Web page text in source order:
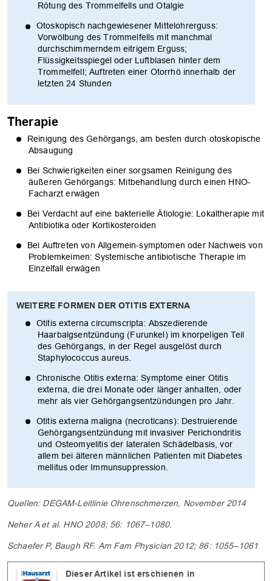
Rötung des Trommelfells und Otalgie
Otoskopisch nachgewiesener Mittelohrerguss:
Vorwölbung des Trommelfells mit manchmal
durchschimmerndem eitrigem Erguss;
Flüssigkeitsspiegel oder Luftblasen hinter dem
Trommelfell; Auftreten einer Otorrhö innerhalb der
letzten 24 Stunden
Therapie
Reinigung des Gehörgangs, am besten durch otoskopische
Absaugung
Bei Schwierigkeiten einer sorgsamen Reinigung des
äußeren Gehörgangs: Mitbehandlung durch einen HNO-
Facharzt erwägen
Bei Verdacht auf eine bakterielle Ätiologie: Lokaltherapie mit
Antibiotika oder Kortikosteroiden
Bei Auftreten von Allgemein-symptomen oder Nachweis von
Problemkeimen: Systemische antibiotische Therapie im
Einzelfall erwägen
WEITERE FORMEN DER OTITIS EXTERNA
Otitis externa circumscripta: Abszedierende
Haarbalgsentzündung (Furunkel) im knorpeligen Teil
des Gehörgangs, in der Regel ausgelöst durch
Staphylococcus aureus.
Chronische Otitis externa: Symptome einer Otitis
externa, die drei Monate oder länger anhalten, oder
mehr als vier Gehörgangsentzündungen pro Jahr.
Otitis externa maligna (necroticans): Destruierende
Gehörgangsentzündung mit invasiver Perichondritis
und Osteomyelitis der lateralen Schädelbasis, vor
allem bei älteren männlichen Patienten mit Diabetes
mellitus oder Immunsuppression.
Quellen: DEGAM-Leitlinie Ohrenschmerzen, November 2014
Neher A et al. HNO 2008; 56: 1067–1080.
Schaefer P, Baugh RF. Am Fam Physician 2012; 86: 1055–1061
Dieser Artikel ist erschienen in